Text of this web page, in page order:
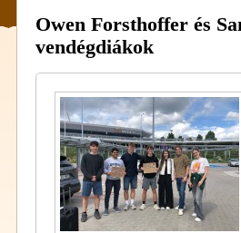
Owen Forsthoffer és
vendégdiákok